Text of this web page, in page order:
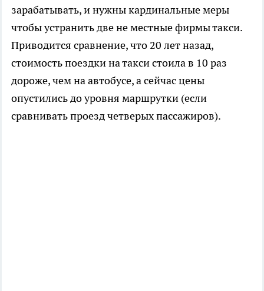
зарабатывать, и нужны кардинальные меры
чтобы устранить две не местные фирмы такси.
Приводится сравнение, что 20 лет назад,
стоимость поездки на такси стоила в 10 раз
дороже, чем на автобусе, а сейчас цены
опустились до уровня маршрутки (если
сравнивать проезд четверых пассажиров).